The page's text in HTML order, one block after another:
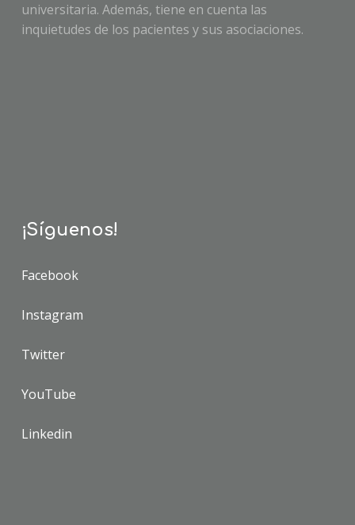
universitaria. Además, tiene en cuenta las
inquietudes de los pacientes y sus asociaciones.
¡Síguenos!
Facebook
Instagram
Twitter
YouTube
Linkedin